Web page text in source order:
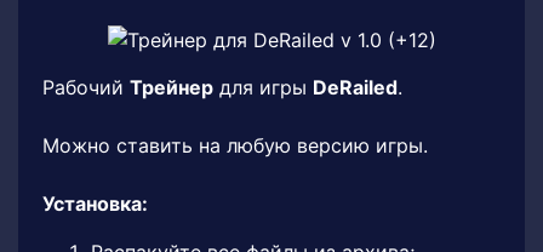
Рабочий Трейнер для игры DeRailed.
Можно ставить на любую версию игры.
Установка: